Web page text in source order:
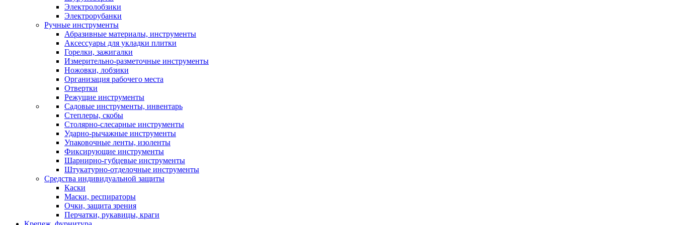
Электролобзики
Электрорубанки
Ручные инструменты
Абразивные материалы, инструменты
Аксессуары для укладки плитки
Горелки, зажигалки
Измерительно-разметочные инструменты
Ножовки, лобзики
Организация рабочего места
Отвертки
Режущие инструменты
Садовые инструменты, инвентарь
Степлеры, скобы
Столярно-слесарные инструменты
Ударно-рычажные инструменты
Упаковочные ленты, изоленты
Фиксирующие инструменты
Шарнирно-губцевые инструменты
Штукатурно-отделочные инструменты
Средства индивидуальной защиты
Каски
Маски, респираторы
Очки, защита зрения
Перчатки, рукавицы, краги